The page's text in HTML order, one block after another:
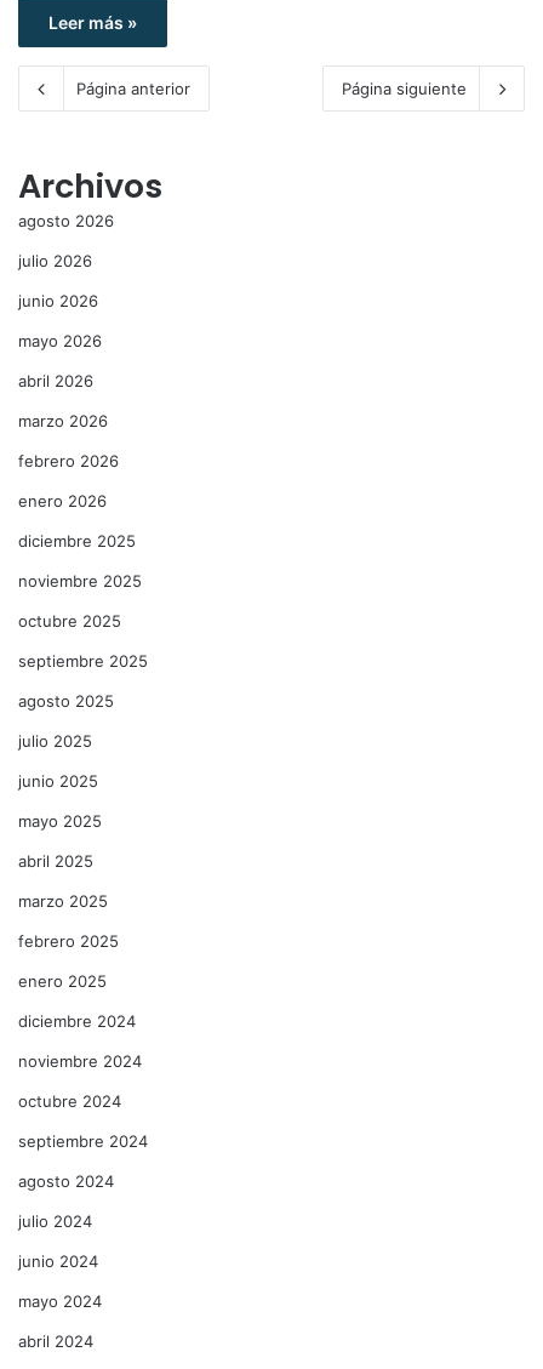
Leer más »
Página anterior Página siguiente
Archivos
agosto 2026
julio 2026
junio 2026
mayo 2026
abril 2026
marzo 2026
febrero 2026
enero 2026
diciembre 2025
noviembre 2025
octubre 2025
septiembre 2025
agosto 2025
julio 2025
junio 2025
mayo 2025
abril 2025
marzo 2025
febrero 2025
enero 2025
diciembre 2024
noviembre 2024
octubre 2024
septiembre 2024
agosto 2024
julio 2024
junio 2024
mayo 2024
abril 2024